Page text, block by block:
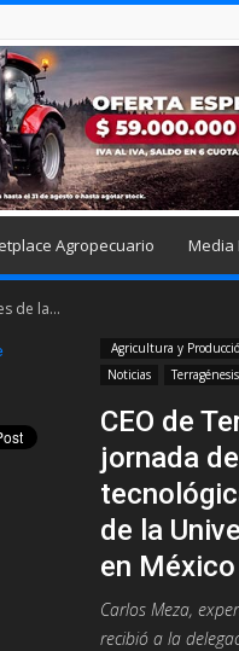
Agropecuario Media
de la...
Agricultura y
Noticias
Terragénesis
CEO de
jornada
de la
en México
Carlos Meza,
recibió a la